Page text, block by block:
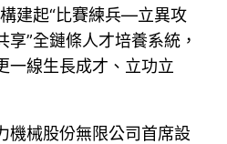
建起“比賽練兵—立異攻
”全鏈條人才培養系統，
一線生長成才、立功立
機械股份無限公司首席設